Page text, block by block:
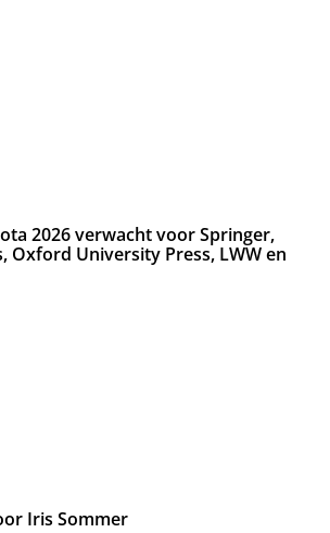
2026 verwacht voor Springer,
Oxford University Press, LWW en
Iris Sommer